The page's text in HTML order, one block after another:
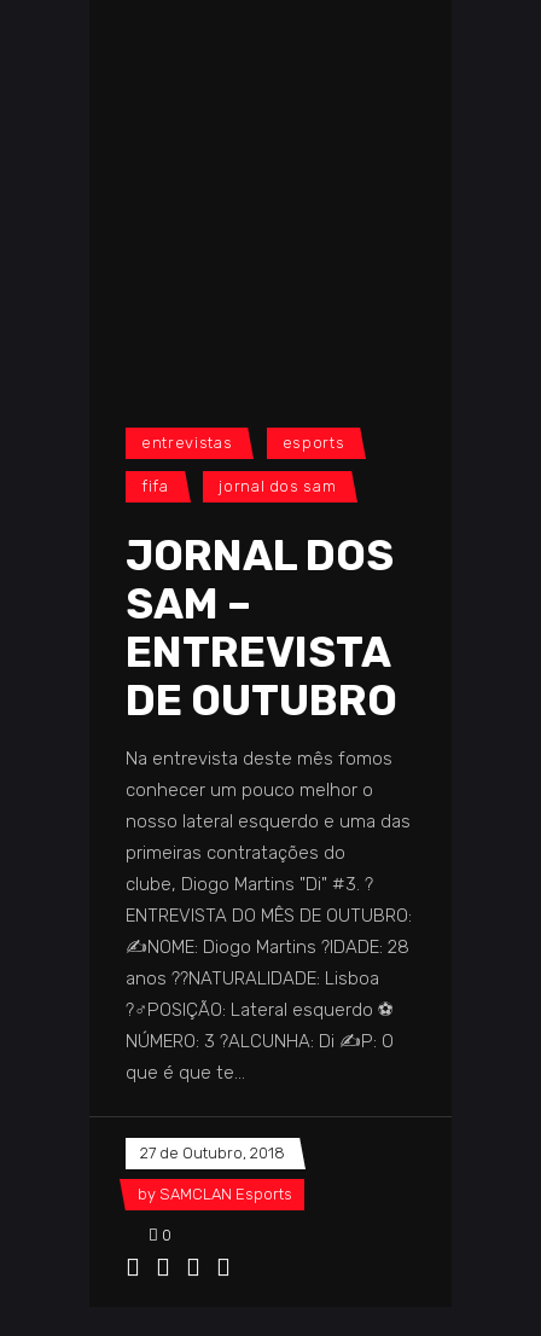
entrevistas esports
fifa jornal dos sam
JORNAL DOS
SAM –
ENTREVISTA
DE OUTUBRO
Na entrevista deste mês fomos
conhecer um pouco melhor o
nosso lateral esquerdo e uma das
primeiras contratações do
clube, Diogo Martins "Di" #3. ?️
ENTREVISTA DO MÊS DE OUTUBRO:
✍️NOME: Diogo Martins ?IDADE: 28
anos ️??️NATURALIDADE: Lisboa
?‍♂️POSIÇÃO: Lateral esquerdo ⚽
NÚMERO: 3 ?️ALCUNHA: Di ✍️P: O
que é que te
27 de Outubro, 2018
by SAMCLAN Esports
0